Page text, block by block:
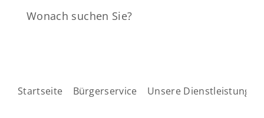
Startseite Bürgerservice Unsere Dienstleistungen